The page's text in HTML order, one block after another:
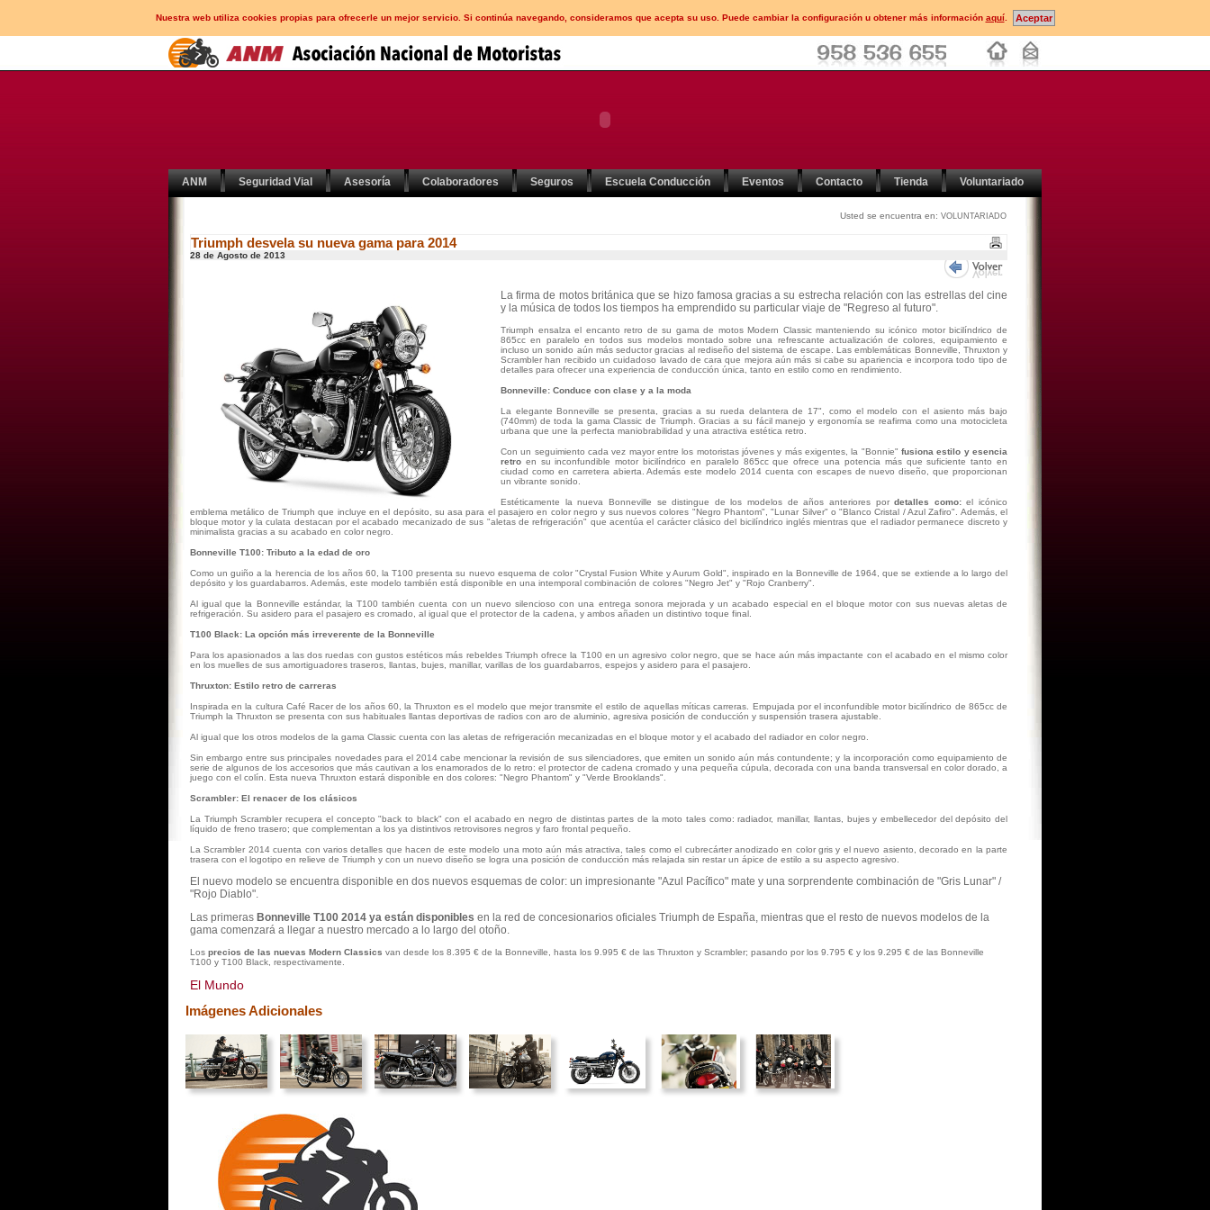
Nuestra web utiliza cookies propias para ofrecerle un mejor servicio. Si continúa navegando, consideramos que acepta su uso. Puede cambiar la configuración u obtener más información aquí.
ANM Seguridad Vial Asesoría Colaboradores Seguros Escuela Conducción Eventos Contacto Tienda Voluntariado
Usted se encuentra en: VOLUNTARIADO
Triumph desvela su nueva gama para 2014
28 de Agosto de 2013
La firma de motos británica que se hizo famosa gracias a su estrecha relación con las estrellas del cine
y la música de todos los tiempos ha emprendido su particular viaje de "Regreso al futuro".
Triumph ensalza el encanto retro de su gama de motos Modern Classic manteniendo su icónico motor bicilíndrico de
865cc en paralelo en todos sus modelos montado sobre una refrescante actualización de colores, equipamiento e
incluso un sonido aún más seductor gracias al rediseño del sistema de escape. Las emblemáticas Bonneville, Thruxton y
Scrambler han recibido un cuidadoso lavado de cara que mejora aún más si cabe su apariencia e incorpora todo tipo de
detalles para ofrecer una experiencia de conducción única, tanto en estilo como en rendimiento.
Bonneville: Conduce con clase y a la moda
La elegante Bonneville se presenta, gracias a su rueda delantera de 17", como el modelo con el asiento más bajo
(740mm) de toda la gama Classic de Triumph. Gracias a su fácil manejo y ergonomía se reafirma como una motocicleta
urbana que une la perfecta maniobrabilidad y una atractiva estética retro.
Con un seguimiento cada vez mayor entre los motoristas jóvenes y más exigentes, la "Bonnie" fusiona estilo y esencia
retro en su inconfundible motor bicilíndrico en paralelo 865cc que ofrece una potencia más que suficiente tanto en
ciudad como en carretera abierta. Además este modelo 2014 cuenta con escapes de nuevo diseño, que proporcionan
un vibrante sonido.
Estéticamente la nueva Bonneville se distingue de los modelos de años anteriores pordetalles como:el icónico
emblema metálico de Triumph que incluye en el depósito, su asa para el pasajero en color negro y sus nuevos colores "Negro Phantom", "Lunar Silver" o "Blanco Cristal / Azul Zafiro". Además, el
bloque motor y la culata destacan por el acabado mecanizado de sus "aletas de refrigeración" que acentúa el carácter clásico del bicilíndrico inglés mientras que el radiador permanece discreto y
minimalista gracias a su acabado en color negro.
Bonneville T100: Tributo a la edad de oro
Como un guiño a la herencia de los años 60, la T100 presenta su nuevo esquema de color "Crystal Fusion White y Aurum Gold", inspirado en la Bonneville de 1964, que se extiende a lo largo del
depósito y los guardabarros. Además, este modelo también está disponible en una intemporal combinación de colores "Negro Jet" y "Rojo Cranberry".
Al igual que la Bonneville estándar, la T100 también cuenta con un nuevo silencioso con una entrega sonora mejorada y un acabado especial en el bloque motor con sus nuevas aletas de
refrigeración. Su asidero para el pasajero es cromado, al igual que el protector de la cadena, y ambos añaden un distintivo toque final.
T100 Black: La opción más irreverente de la Bonneville
Para los apasionados a las dos ruedas con gustos estéticos más rebeldes Triumph ofrece la T100 en un agresivo color negro, que se hace aún más impactante con el acabado en el mismo color
en los muelles de sus amortiguadores traseros, llantas, bujes, manillar, varillas de los guardabarros, espejos y asidero para el pasajero.
Thruxton: Estilo retro de carreras
Inspirada en la cultura Café Racer de los años 60, la Thruxton es el modelo que mejor transmite el estilo de aquellas míticas carreras. Empujada por el inconfundible motor bicilíndrico de 865cc de
Triumph la Thruxton se presenta con sus habituales llantas deportivas de radios con aro de aluminio, agresiva posición de conducción y suspensión trasera ajustable.
Al igual que los otros modelos de la gama Classic cuenta con las aletas de refrigeración mecanizadas en el bloque motor y el acabado del radiador en color negro.
Sin embargo entre sus principales novedades para el 2014 cabe mencionar la revisión de sus silenciadores, que emiten un sonido aún más contundente; y la incorporación como equipamiento de
serie de algunos de los accesorios que más cautivan a los enamorados de lo retro: el protector de cadena cromado y una pequeña cúpula, decorada con una banda transversal en color dorado, a
juego con el colín. Esta nueva Thruxton estará disponible en dos colores: "Negro Phantom" y "Verde Brooklands".
Scrambler: El renacer de los clásicos
La Triumph Scrambler recupera el concepto "back to black" con el acabado en negro de distintas partes de la moto tales como: radiador, manillar, llantas, bujes y embellecedor del depósito del
líquido de freno trasero; que complementan a los ya distintivos retrovisores negros y faro frontal pequeño.
La Scrambler 2014 cuenta con varios detalles que hacen de este modelo una moto aún más atractiva, tales como el cubrecárter anodizado en color gris y el nuevo asiento, decorado en la parte
trasera con el logotipo en relieve de Triumph y con un nuevo diseño se logra una posición de conducción más relajada sin restar un ápice de estilo a su aspecto agresivo.
El nuevo modelo se encuentra disponible en dos nuevos esquemas de color: un impresionante "Azul Pacífico" mate y una sorprendente combinación de "Gris Lunar" /
"Rojo Diablo".
Las primeras Bonneville T100 2014 ya están disponibles en la red de concesionarios oficiales Triumph de España, mientras que el resto de nuevos modelos de la
gama comenzará a llegar a nuestro mercado a lo largo del otoño.
Los precios de las nuevas Modern Classics van desde los 8.395 € de la Bonneville, hasta los 9.995 € de las Thruxton y Scrambler; pasando por los 9.795 € y los 9.295 € de las Bonneville
T100 y T100 Black, respectivamente.
El Mundo
Imágenes Adicionales